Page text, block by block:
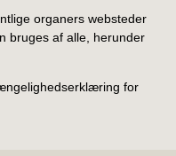
organers websteder
bruges af alle, herunder
for